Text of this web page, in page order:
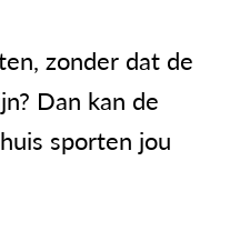
zonder dat de
Dan kan de
sporten jou